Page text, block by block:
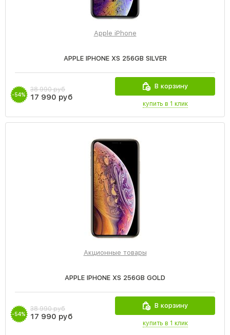
Apple iPhone
APPLE IPHONE XS 256GB SILVER
-54%
38 990 руб
17 990 руб
В корзину
купить в 1 клик
Акционные товары
APPLE IPHONE XS 256GB GOLD
-54%
38 990 руб
17 990 руб
В корзину
купить в 1 клик